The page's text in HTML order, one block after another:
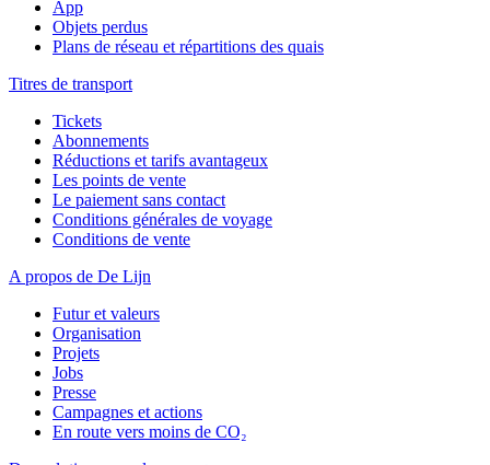
App
Objets perdus
Plans de réseau et répartitions des quais
Titres de transport
Tickets
Abonnements
Réductions et tarifs avantageux
Les points de vente
Le paiement sans contact
Conditions générales de voyage
Conditions de vente
A propos de De Lijn
Futur et valeurs
Organisation
Projets
Jobs
Presse
Campagnes et actions
En route vers moins de CO₂